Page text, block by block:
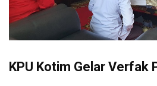
KPU Kotim Gelar Verfak